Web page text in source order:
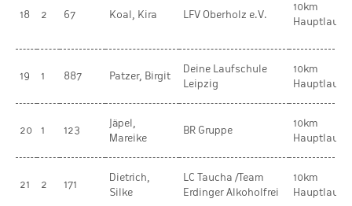
18 2 67 Koal, Kira LFV Oberholz e.V.
10km
Hauptlauf
19 1 887 Patzer, Birgit
Deine Laufschule
Leipzig
10km
Hauptlauf
20 1 123
Jäpel,
Mareike
BR Gruppe
10km
Hauptlauf
21 2 171
Dietrich,
Silke
LC Taucha /Team
Erdinger Alkoholfrei
10km
Hauptlauf